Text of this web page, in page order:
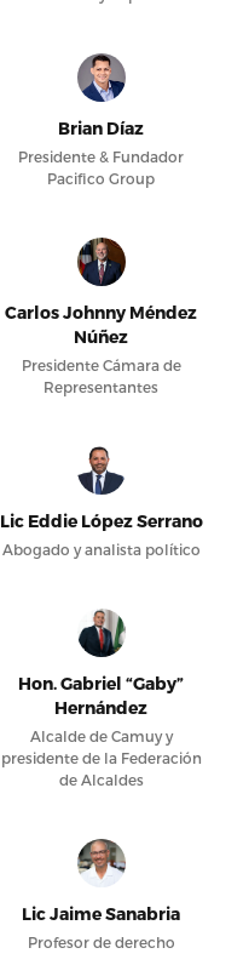
Brian Díaz
Presidente & Fundador
Pacifico Group
Carlos Johnny Méndez
Núñez
Presidente Cámara de
Representantes
Lic Eddie López Serrano
Abogado y analista político
Hon. Gabriel “Gaby”
Hernández
Alcalde de Camuy y
presidente de la Federación
de Alcaldes
Lic Jaime Sanabria
Profesor de derecho